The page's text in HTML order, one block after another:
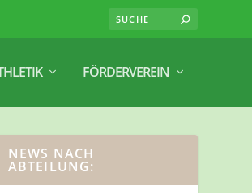
FÖRDERVEREIN
NEWS NACH
ABTEILUNG: